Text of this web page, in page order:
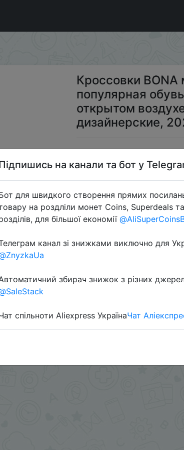
популярная обувь для походов
Кроссовки
популярная
открытом
дизайнерские,
на канали та бот у
для швидкого створення прямих
на роздліли монет Coins, Superdeals
для більшої економії
канал зі знижками виключно для
збирач знижок з різних
спільноти Aliexpress УкраїнаЧат